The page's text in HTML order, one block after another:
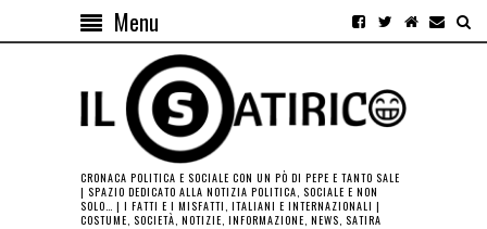
Menu
CRONACA POLITICA E SOCIALE CON UN PÒ DI PEPE E TANTO SALE
| SPAZIO DEDICATO ALLA NOTIZIA POLITICA, SOCIALE E NON
SOLO… | I FATTI E I MISFATTI, ITALIANI E INTERNAZIONALI |
COSTUME, SOCIETÀ, NOTIZIE, INFORMAZIONE, NEWS, SATIRA